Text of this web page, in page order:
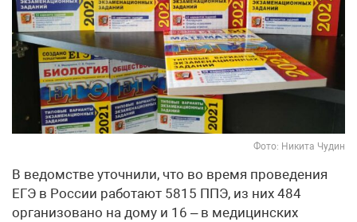
Фото: Никита Чудин
В ведомстве уточнили, что во время проведения
ЕГЭ в России работают 5815 ППЭ, из них 484
организовано на дому и 16 – в медицинских